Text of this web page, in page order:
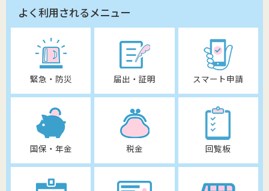
よく利用されるメニュー
緊急・防災 届出・証明 スマート申請
国保・年金 税金 回覧板